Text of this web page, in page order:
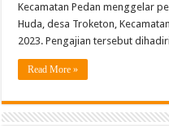
Kecamatan Pedan menggelar
Huda, desa Troketon,
2023. Pengajian tersebut
Read More »